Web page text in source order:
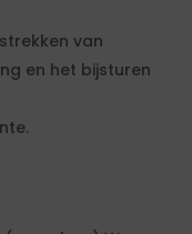
van
en het bijsturen